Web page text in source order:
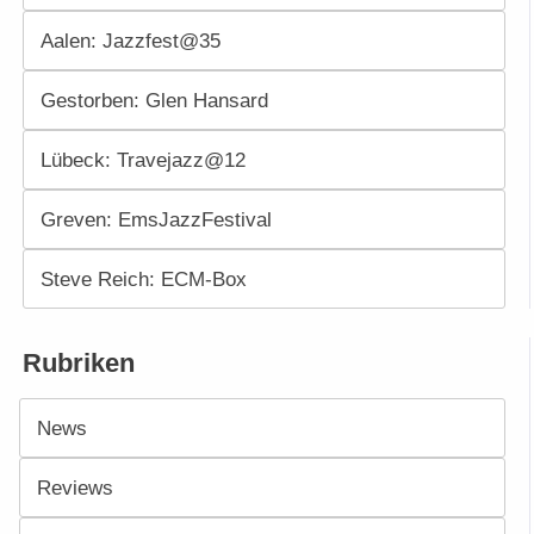
Aalen: Jazzfest@35
Gestorben: Glen Hansard
Lübeck: Travejazz@12
Greven: EmsJazzFestival
Steve Reich: ECM-Box
Rubriken
News
Reviews